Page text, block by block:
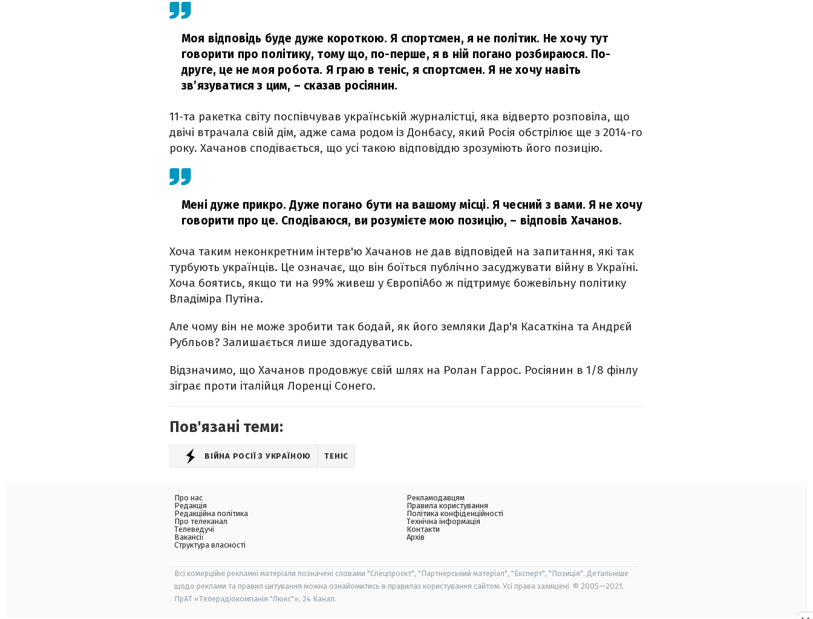
Моя відповідь буде дуже короткою. Я спортсмен, я не політик. Не хочу тут
говорити про політику, тому що, по-перше, я в ній погано розбираюся. По-
друге, це не моя робота. Я граю в теніс, я спортсмен. Я не хочу навіть
зв’язуватися з цим, – сказав росіянин.
11-та ракетка світу поспівчував українській журналістці, яка відверто розповіла, що
двічі втрачала свій дім, адже сама родом із Донбасу, який Росія обстрілює ще з 2014-го
року. Хачанов сподівається, що усі такою відповіддю зрозуміють його позицію.
Мені дуже прикро. Дуже погано бути на вашому місці. Я чесний з вами. Я не хочу
говорити про це. Сподіваюся, ви розумієте мою позицію, – відповів Хачанов.
Хоча таким неконкретним інтерв'ю Хачанов не дав відповідей на запитання, які так
турбують українців. Це означає, що він боїться публічно засуджувати війну в Україні.
Хоча боятись, якщо ти на 99% живеш у ЄвропіАбо ж підтримує божевільну політику
Владіміра Путіна.
Але чому він не може зробити так бодай, як його земляки Дар'я Касаткіна та Андрєй
Рубльов? Залишається лише здогадуватись.
Відзначимо, що Хачанов продовжує свій шлях на Ролан Гаррос. Росіянин в 1/8 фінлу
зіграє проти італійця Лоренці Сонего.
Пов'язані теми:
ВІЙНА РОСІЇ З УКРАЇНОЮ ТЕНІС
Про нас
Редакція
Редакційна політика
Про телеканал
Телеведучі
Вакансії
Структура власності
Рекламодавцям
Правила користування
Політика конфіденційності
Технічна інформація
Контакти
Архів
Всі комерційні рекламні матеріали позначені словами "Спецпроєкт", "Партнерський матеріал", "Експерт", "Позиція". Детальніше
щодо реклами та правил цитування можна ознайомитись в правилах користування сайтом. Усі права захищені. © 2005—2021,
ПрАТ «Телерадіокомпанія "Люкс"», 24 Канал.